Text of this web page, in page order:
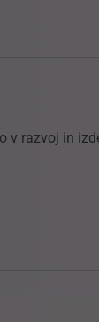
v razvoj in